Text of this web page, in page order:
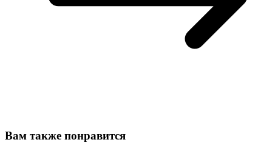
Вам также понравится